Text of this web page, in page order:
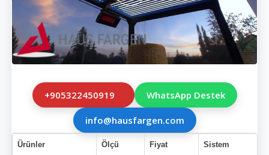
+905322450919 WhatsApp Destek
info@hausfargen.com
Ürünler Ölçü Fiyat Sistem